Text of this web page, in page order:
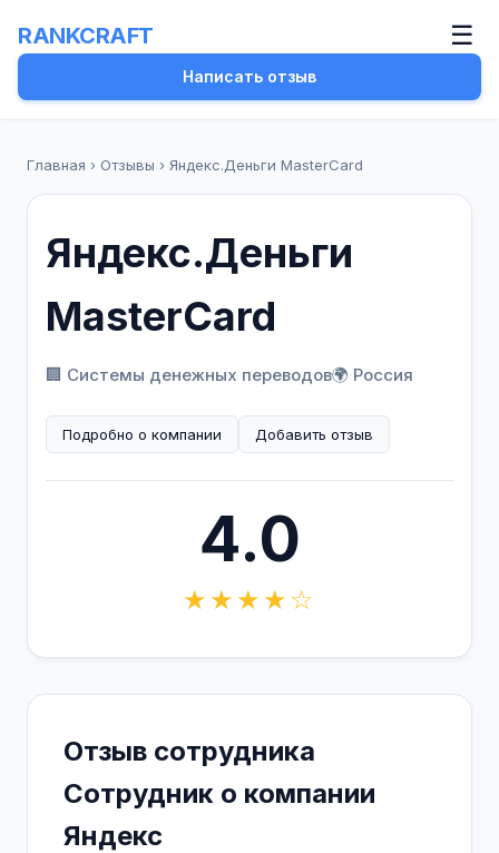
RANKCRAFT ☰
Написать отзыв
Главная › Отзывы › Яндекс.Деньги MasterCard
Яндекс.Деньги
MasterCard
🏢 Системы денежных переводов🌍 Россия
Подробно о компании Добавить отзыв
4.0
★★★★☆
Отзыв сотрудника
Сотрудник о компании
Яндекс